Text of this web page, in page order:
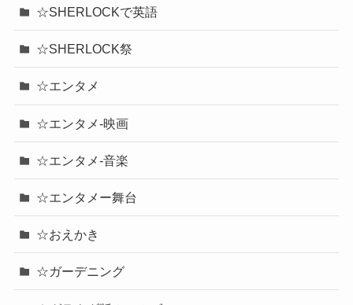
☆SHERLOCKで英語
☆SHERLOCK祭
☆エンタメ
☆エンタメ-映画
☆エンタメ-音楽
☆エンタメー舞台
☆おえかき
☆ガーデニング